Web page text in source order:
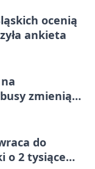
ocenią
ankieta
zmienią
do
o 2 tysiące